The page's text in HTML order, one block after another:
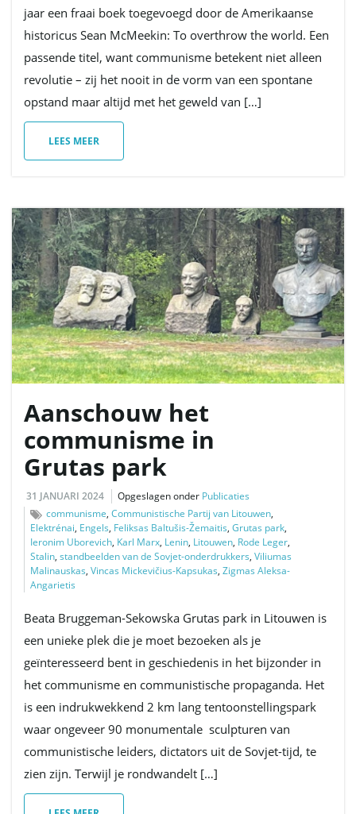
jaar een fraai boek toegevoegd door de Amerikaanse
historicus Sean McMeekin: To overthrow the world. Een
passende titel, want communisme betekent niet alleen
revolutie – zij het nooit in de vorm van een spontane
opstand maar altijd met het geweld van […]
LEES MEER
Aanschouw het
communisme in
Grutas park
31 JANUARI 2024 Opgeslagen onder Publicaties
communisme, Communistische Partij van Litouwen,
Elektrénai, Engels, Feliksas Baltušis-Žemaitis, Grutas park,
Ieronim Uborevich, Karl Marx, Lenin, Litouwen, Rode Leger,
Stalin, standbeelden van de Sovjet-onderdrukkers, Viliumas
Malinauskas, Vincas Mickevičius-Kapsukas, Zigmas Aleksa-
Angarietis
Beata Bruggeman-Sekowska Grutas park in Litouwen is
een unieke plek die je moet bezoeken als je
geïnteresseerd bent in geschiedenis in het bijzonder in
het communisme en communistische propaganda. Het
is een indrukwekkend 2 km lang tentoonstellingspark
waar ongeveer 90 monumentale sculpturen van
communistische leiders, dictators uit de Sovjet-tijd, te
zien zijn. Terwijl je rondwandelt […]